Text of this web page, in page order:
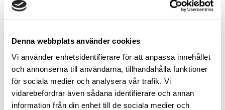
Denna webbplats använder cookies
Vi använder enhetsidentifierare för att anpassa innehållet
och annonserna till användarna, tillhandahålla funktioner
för sociala medier och analysera vår trafik. Vi
vidarebefordrar även sådana identifierare och annan
information från din enhet till de sociala medier och
DETALJER
Datum:
7 mars
Tid:
19:00 - 23:00
ARRANGÖR
Caravan Club Stockholm